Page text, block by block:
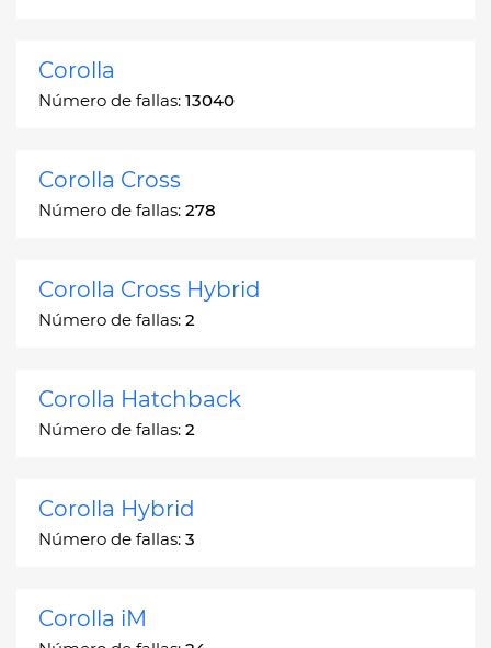
Corolla
Número de fallas: 13040
Corolla Cross
Número de fallas: 278
Corolla Cross Hybrid
Número de fallas: 2
Corolla Hatchback
Número de fallas: 2
Corolla Hybrid
Número de fallas: 3
Corolla iM